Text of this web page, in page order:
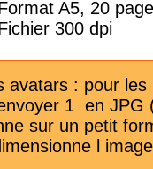
A5, 20
300 dpi
avatars : pour
1 en JPG
sur un petit
l